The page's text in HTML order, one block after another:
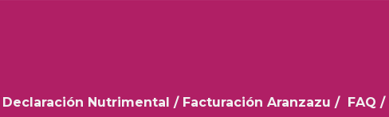
Declaración Nutrimental / Facturación Aranzazu / FAQ /